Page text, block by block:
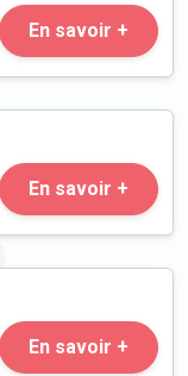
En savoir +
En savoir +
En savoir +